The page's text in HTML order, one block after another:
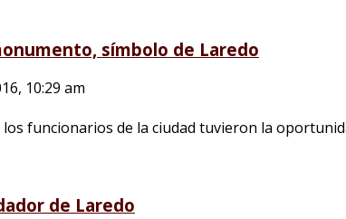
símbolo de Laredo
10:29 am
funcionarios de la ciudad tuvieron la
de Laredo